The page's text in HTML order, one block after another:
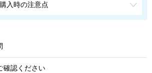
入時の注意点
確認ください